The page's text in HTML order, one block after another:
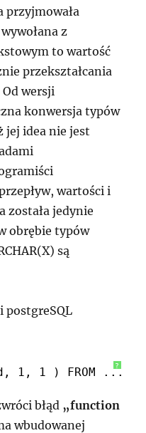
przyjmowała
z
to wartość
przekształcania
wersji
konwersja typów
jej idea nie jest
wartości i
została jedynie
obrębie typów
są
postgreSQL
?
1, 1 ) FROM ...;
błąd „function
wbudowanej